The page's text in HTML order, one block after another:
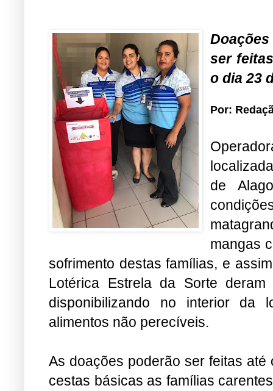
ser
o dia 23
Por:
de
mangas
sofrimento destas famílias, e
Lotérica Estrela da Sorte
disponibilizando no interior da
alimentos não perecíveis.
As doações poderão ser feitas
cestas básicas as famílias